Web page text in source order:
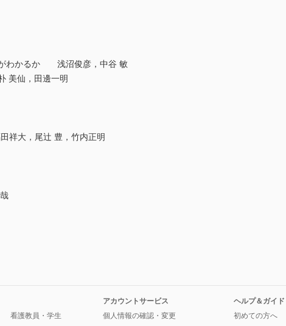
がわかるか 浅沼俊彦，中谷 敏
美仙，田邊一明
大，尾辻 豊，竹内正明
看護教員・学生
アカウントサービス
個人情報の確認・変更
ヘルプ＆ガイド
初めての方へ